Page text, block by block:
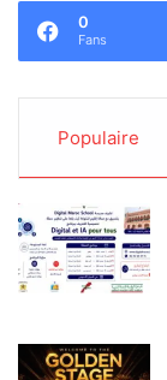
0
Fans
Populaire